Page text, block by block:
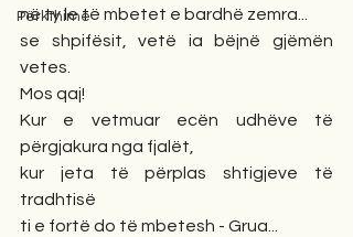
Përkthime
në ty le të mbetet e bardhë zemra...
se shpifësit, vetë ia bëjnë gjëmën
vetes.
Mos qaj!
Kur e vetmuar ecën udhëve të
përgjakura nga fjalët,
kur jeta të përplas shtigjeve të
tradhtisë
ti e fortë do të mbetesh - Grua...